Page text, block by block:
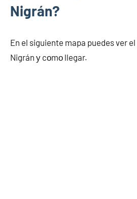
Nigrán?
En el siguiente mapa puedes ver
Nigrán у cοmο llegar.